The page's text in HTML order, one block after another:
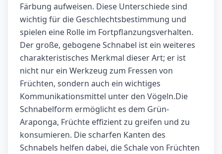
Färbung aufweisen. Diese Unterschiede sind
wichtig für die Geschlechtsbestimmung und
spielen eine Rolle im Fortpflanzungsverhalten.
Der große, gebogene Schnabel ist ein weiteres
charakteristisches Merkmal dieser Art; er ist
nicht nur ein Werkzeug zum Fressen von
Früchten, sondern auch ein wichtiges
Kommunikationsmittel unter den Vögeln.Die
Schnabelform ermöglicht es dem Grün-
Araponga, Früchte effizient zu greifen und zu
konsumieren. Die scharfen Kanten des
Schnabels helfen dabei, die Schale von Früchten